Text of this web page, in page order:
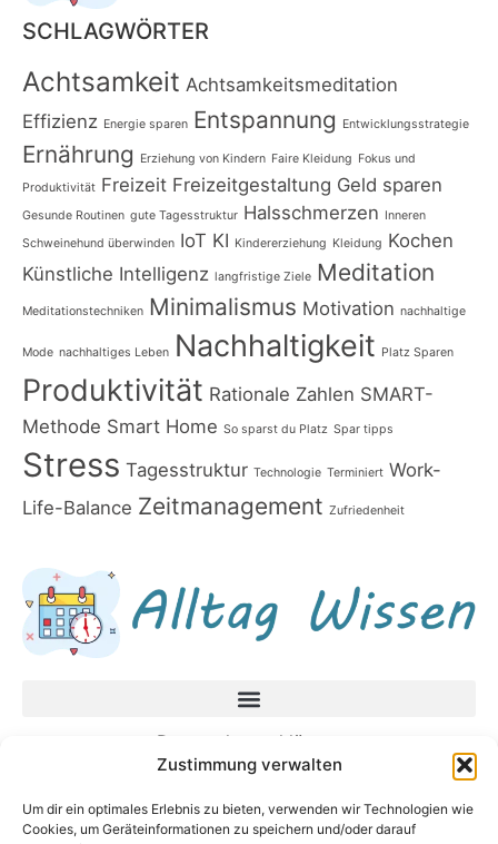
Zustimmung verwalten
Um dir ein optimales Erlebnis zu bieten, verwenden wir Technologien wie
Cookies, um Geräteinformationen zu speichern und/oder darauf
SCHLAGWÖRTER
Achtsamkeit Achtsamkeitsmeditation
Effizienz Energie sparen Entspannung Entwicklungsstrategie
Ernährung Erziehung von Kindern Faire Kleidung Fokus und
Produktivität Freizeit Freizeitgestaltung Geld sparen
Gesunde Routinen gute Tagesstruktur Halsschmerzen Inneren
Schweinehund überwinden IoT KI Kindererziehung Kleidung Kochen
Künstliche Intelligenz langfristige Ziele Meditation
Meditationstechniken Minimalismus Motivation nachhaltige
Mode nachhaltiges Leben Nachhaltigkeit Platz Sparen
Produktivität Rationale Zahlen SMART-
Methode Smart Home So sparst du Platz Spar tipps
Stress Tagesstruktur Technologie Terminiert Work-
Life-Balance Zeitmanagement Zufriedenheit
Datenschutzerklärung
Impressum
Neueste Beiträge